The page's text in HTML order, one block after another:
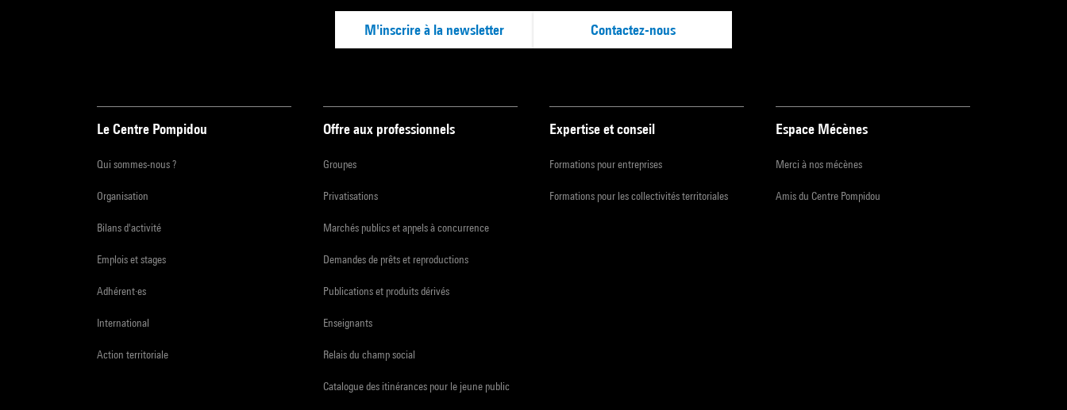
M'inscrire à la newsletter Contactez-nous
Le Centre Pompidou
Qui sommes-nous ?
Organisation
Bilans d'activité
Emplois et stages
Adhérent·es
International
Action territoriale
Offre aux professionnels
Groupes
Privatisations
Marchés publics et appels à concurrence
Demandes de prêts et reproductions
Publications et produits dérivés
Enseignants
Relais du champ social
Catalogue des itinérances pour le jeune public
Expertise et conseil
Formations pour entreprises
Formations pour les collectivités territoriales
Espace Mécènes
Merci à nos mécènes
Amis du Centre Pompidou